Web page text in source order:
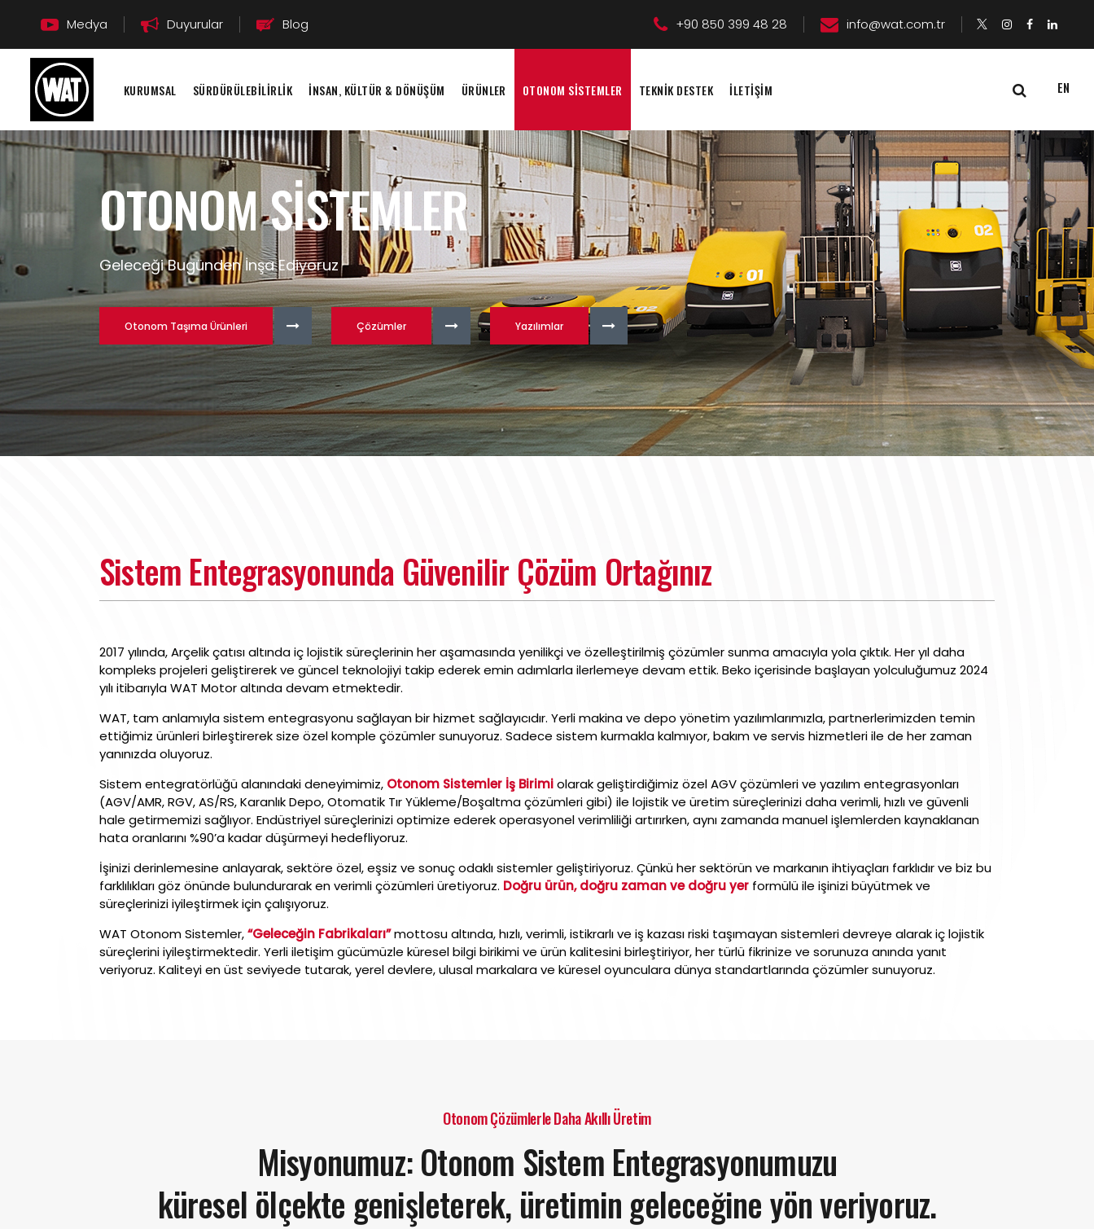
Medya Duyurular Blog +90 850 399 48 28 info@wat.com.tr
KURUMSAL SÜRDÜRÜLEBİLİRLİK İNSAN, KÜLTÜR & DÖNÜŞÜM ÜRÜNLER OTONOM SİSTEMLER TEKNİK DESTEK İLETİŞİM EN
OTONOM SİSTEMLER
Geleceği Bugünden İnşa Ediyoruz
Otonom Taşıma Ürünleri Çözümler Yazılımlar
Sistem Entegrasyonunda Güvenilir Çözüm Ortağınız
2017 yılında, Arçelik çatısı altında iç lojistik süreçlerinin her aşamasında yenilikçi ve özelleştirilmiş çözümler sunma amacıyla yola çıktık. Her yıl daha
kompleks projeleri geliştirerek ve güncel teknolojiyi takip ederek emin adımlarla ilerlemeye devam ettik. Beko içerisinde başlayan yolculuğumuz 2024
yılı itibarıyla WAT Motor altında devam etmektedir.
WAT, tam anlamıyla sistem entegrasyonu sağlayan bir hizmet sağlayıcıdır. Yerli makina ve depo yönetim yazılımlarımızla, partnerlerimizden temin
ettiğimiz ürünleri birleştirerek size özel komple çözümler sunuyoruz. Sadece sistem kurmakla kalmıyor, bakım ve servis hizmetleri ile de her zaman
yanınızda oluyoruz.
Sistem entegratörlüğü alanındaki deneyimimiz, Otonom Sistemler İş Birimiolarak geliştirdiğimiz özel AGV çözümleri ve yazılım entegrasyonları
(AGV/AMR, RGV, AS/RS, Karanlık Depo, Otomatik Tır Yükleme/Boşaltma çözümleri gibi) ile lojistik ve üretim süreçlerinizi daha verimli, hızlı ve güvenli
hale getirmemizi sağlıyor. Endüstriyel süreçlerinizi optimize ederek operasyonel verimliliği artırırken, aynı zamanda manuel işlemlerden kaynaklanan
hata oranlarını %90’a kadar düşürmeyi hedefliyoruz.
İşinizi derinlemesine anlayarak, sektöre özel, eşsiz ve sonuç odaklı sistemler geliştiriyoruz. Çünkü her sektörün ve markanın ihtiyaçları farklıdır ve biz bu
farklılıkları göz önünde bulundurarak en verimli çözümleri üretiyoruz. Doğru ürün, doğru zaman ve doğru yer formülü ile işinizi büyütmek ve
süreçlerinizi iyileştirmek için çalışıyoruz.
WAT Otonom Sistemler,“Geleceğin Fabrikaları”mottosu altında, hızlı, verimli, istikrarlı ve iş kazası riski taşımayan sistemleri devreye alarak iç lojistik
süreçlerini iyileştirmektedir. Yerli iletişim gücümüzle küresel bilgi birikimi ve ürün kalitesini birleştiriyor, her türlü fikrinize ve sorunuza anında yanıt
veriyoruz. Kaliteyi en üst seviyede tutarak, yerel devlere, ulusal markalara ve küresel oyunculara dünya standartlarında çözümler sunuyoruz.
Otonom Çözümlerle Daha Akıllı Üretim
Misyonumuz: Otonom Sistem Entegrasyonumuzu
küresel ölçekte genişleterek, üretimin geleceğine yön veriyoruz.